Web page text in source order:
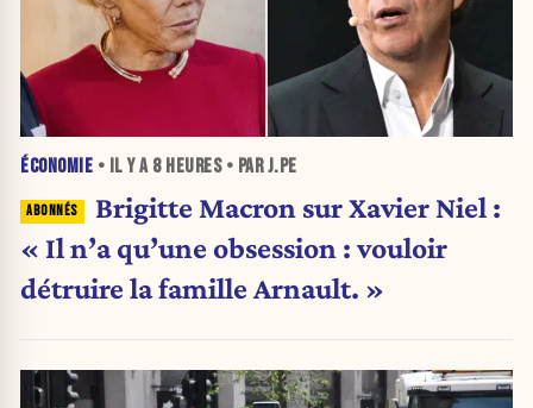
ÉCONOMIE • IL Y A 8 HEURES• PAR J.PE
Brigitte Macron sur Xavier Niel :
« Il n’a qu’une obsession : vouloir
détruire la famille Arnault. »